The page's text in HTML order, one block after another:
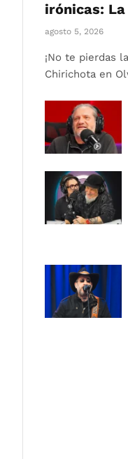
irónicas:
agosto 5, 2026
¡No te pierdas
Chirichota en